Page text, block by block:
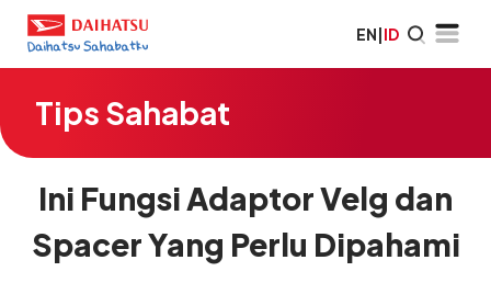
EN|ID
Tips Sahabat
Ini Fungsi Adaptor Velg dan
Spacer Yang Perlu Dipahami